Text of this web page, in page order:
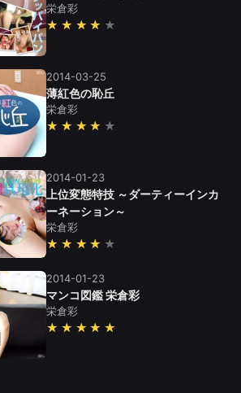
栄倉彩
★★★★
2014-03-25
薄紅色の恥丘
栄倉彩
★★★★
2014-01-23
上位変態特技 ～ダーティーインカ
ーネーション～
栄倉彩
★★★★
2014-01-23
マンコ図鑑 栄倉彩
栄倉彩
★★★★★